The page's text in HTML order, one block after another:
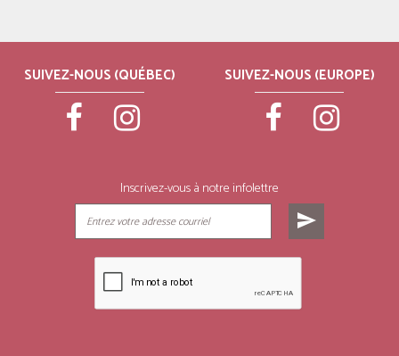
SUIVEZ-NOUS (QUÉBEC) SUIVEZ-NOUS (EUROPE)
Inscrivez-vous à notre infolettre
send